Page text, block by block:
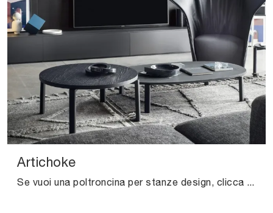
Artichoke
Se vuoi una poltroncina per stanze design, clicca e leggi di più sul modello Artichoke in ecopelle del marchio Novamobili.